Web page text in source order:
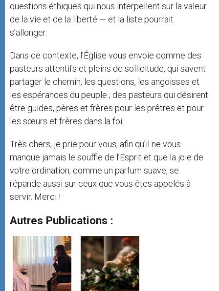
questions éthiques qui nous interpellent sur la valeur
de la vie et de la liberté — et la liste pourrait
s’allonger.
Dans ce contexte, l’Église vous envoie comme des
pasteurs attentifs et pleins de sollicitude, qui savent
partager le chemin, les questions, les angoisses et
les espérances du peuple ; des pasteurs qui désirent
être guides, pères et frères pour les prêtres et pour
les sœurs et frères dans la foi.
Très chers, je prie pour vous, afin qu’il ne vous
manque jamais le souffle de l’Esprit et que la joie de
votre ordination, comme un parfum suave, se
répande aussi sur ceux que vous êtes appelés à
servir. Merci !
Autres Publications :